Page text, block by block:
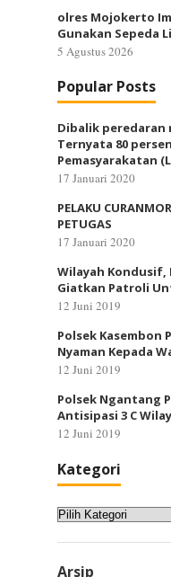
olres Mojokerto
Gunakan Sepeda
5 Agustus 2026
Popular Posts
Dibalik peredaran
Ternyata 80
Pemasyarakatan
17 Januari 2020
PELAKU
PETUGAS
17 Januari 2020
Wilayah Kondusif,
Giatkan Patroli
12 Juni 2019
Polsek Kasembon
Nyaman Kepada
12 Juni 2019
Polsek Ngantang
Antisipasi 3 C
12 Juni 2019
Kategori
Kategori
Arsip